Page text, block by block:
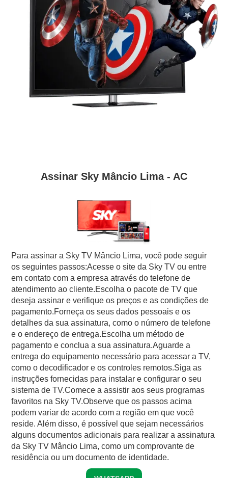
Assinar Sky Mâncio Lima - AC
Para assinar a Sky TV Mâncio Lima, você pode seguir
os seguintes passos:Acesse o site da Sky TV ou entre
em contato com a empresa através do telefone de
atendimento ao cliente.Escolha o pacote de TV que
deseja assinar e verifique os preços e as condições de
pagamento.Forneça os seus dados pessoais e os
detalhes da sua assinatura, como o número de telefone
e o endereço de entrega.Escolha um método de
pagamento e conclua a sua assinatura.Aguarde a
entrega do equipamento necessário para acessar a TV,
como o decodificador e os controles remotos.Siga as
instruções fornecidas para instalar e configurar o seu
sistema de TV.Comece a assistir aos seus programas
favoritos na Sky TV.Observe que os passos acima
podem variar de acordo com a região em que você
reside. Além disso, é possível que sejam necessários
alguns documentos adicionais para realizar a assinatura
da Sky TV Mâncio Lima, como um comprovante de
residência ou um documento de identidade.